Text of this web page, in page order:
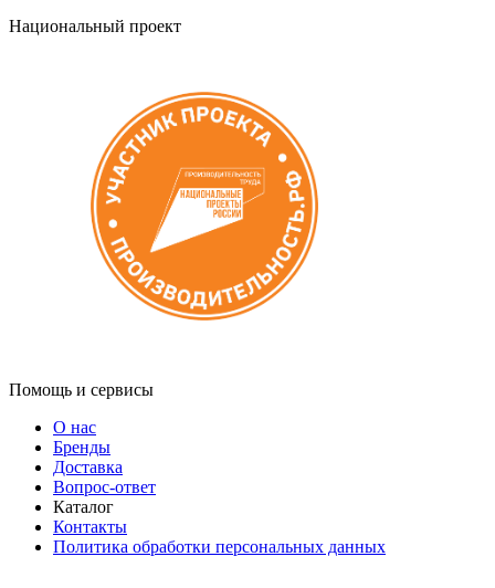
Национальный проект
Помощь и сервисы
О нас
Бренды
Доставка
Вопрос-ответ
Каталог
Контакты
Политика обработки персональных данных